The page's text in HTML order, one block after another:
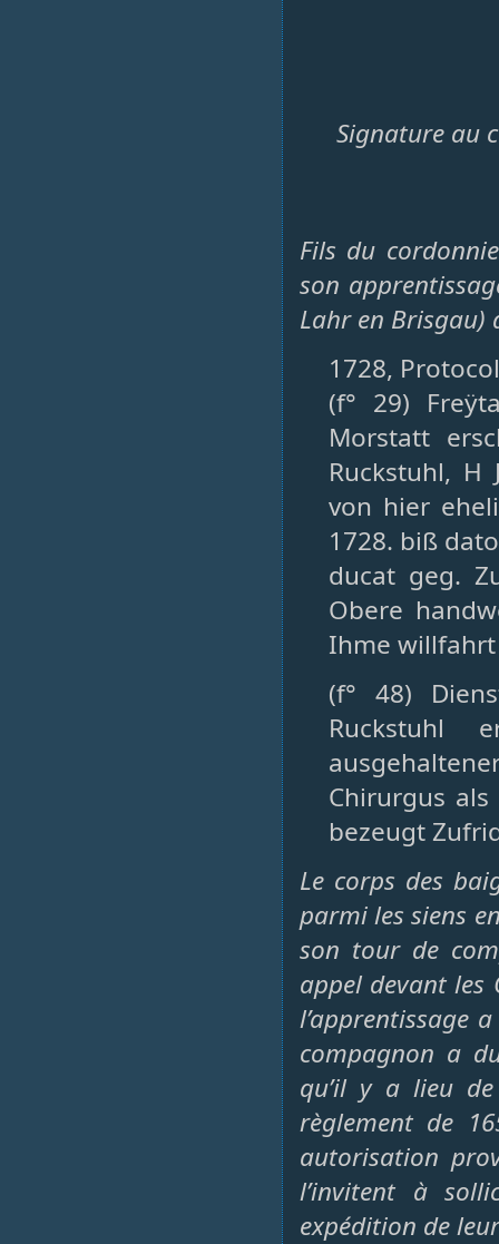
Signature au
Fils du
son
Lahr en Brisgau)
1728,
(f° 29)
Morstatt
Ruckstuhl, H
von hier
1728. biß
ducat geg.
Obere
Ihme willfahrt
(f° 48)
Ruckstuhl
Chirurgus
bezeugt
Le corps des
parmi les siens
son tour de
appel devant les
l’apprentissage
compagnon a
qu’il y a lieu
règlement de
autorisation
l’invitent à
expédition de